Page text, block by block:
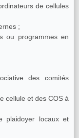
de cellules
;
ou programmes en
des comités
cellule et des COS à
plaidoyer locaux et